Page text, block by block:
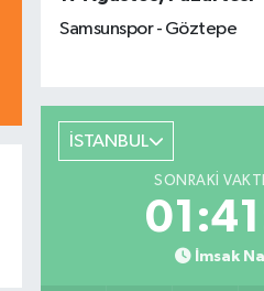
Samsunspor - Göztepe
İSTANBUL
SONRAKI
İmsak